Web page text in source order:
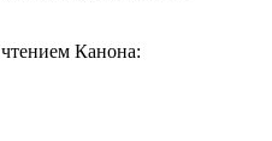
Канона: